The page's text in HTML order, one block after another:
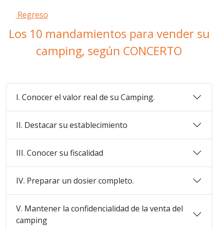
Regreso
Los 10 mandamientos para vender su
camping, según CONCERTO
I. Conocer el valor real de su Camping.
II. Destacar su establecimiento
III. Conocer su fiscalidad
IV. Preparar un dosier completo.
V. Mantener la confidencialidad de la venta del
camping